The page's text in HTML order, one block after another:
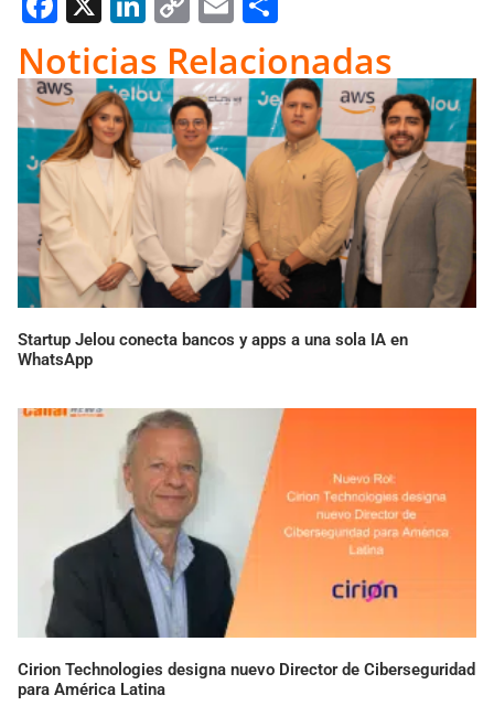
Link
Noticias Relacionadas
Startup Jelou conecta bancos y apps a una sola IA en
WhatsApp
Cirion Technologies designa nuevo Director de Ciberseguridad
para América Latina